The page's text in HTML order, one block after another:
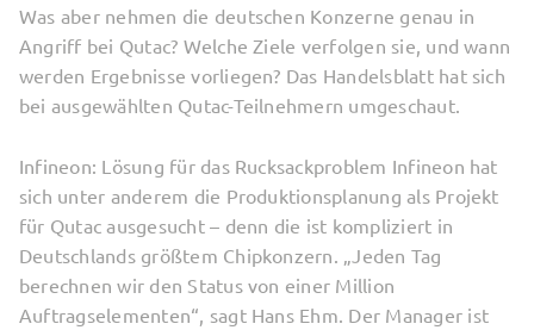
Was aber nehmen die deutschen Konzerne genau in
Angriff bei Qutac? Welche Ziele verfolgen sie, und wann
werden Ergebnisse vorliegen? Das Handelsblatt hat sich
bei ausgewählten Qutac-Teilnehmern umgeschaut.
Infineon: Lösung für das Rucksackproblem Infineon hat
sich unter anderem die Produktionsplanung als Projekt
für Qutac ausgesucht – denn die ist kompliziert in
Deutschlands größtem Chipkonzern. „Jeden Tag
berechnen wir den Status von einer Million
Auftragselementen“, sagt Hans Ehm. Der Manager ist